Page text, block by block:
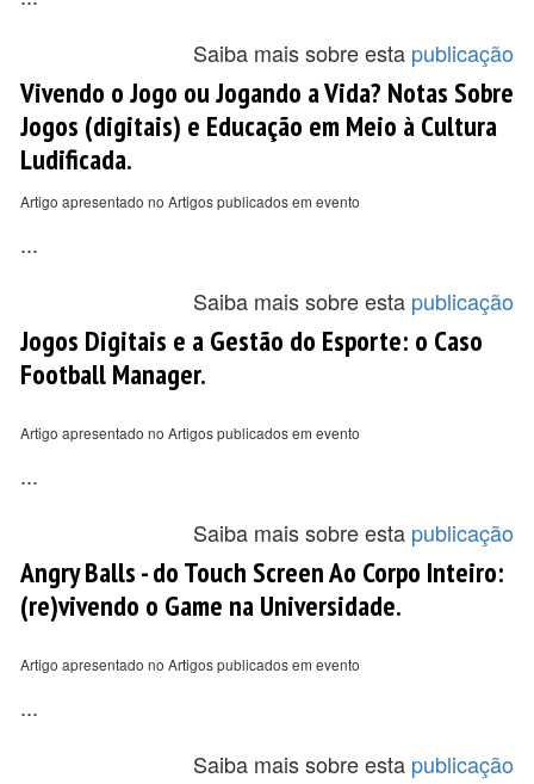
Saiba mais sobre esta publicação
Vivendo o Jogo ou Jogando a Vida? Notas Sobre
Jogos (digitais) e Educação em Meio à Cultura
Ludificada.
Artigo apresentado no Artigos publicados em evento
...
Saiba mais sobre esta publicação
Jogos Digitais e a Gestão do Esporte: o Caso
Football Manager.
Artigo apresentado no Artigos publicados em evento
...
Saiba mais sobre esta publicação
Angry Balls - do Touch Screen Ao Corpo Inteiro:
(re)vivendo o Game na Universidade.
Artigo apresentado no Artigos publicados em evento
...
Saiba mais sobre esta publicação